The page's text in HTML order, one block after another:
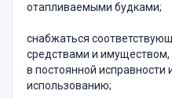
отапливаемыми будками;
снабжаться
средствами и
в постоянной исправности
использованию;